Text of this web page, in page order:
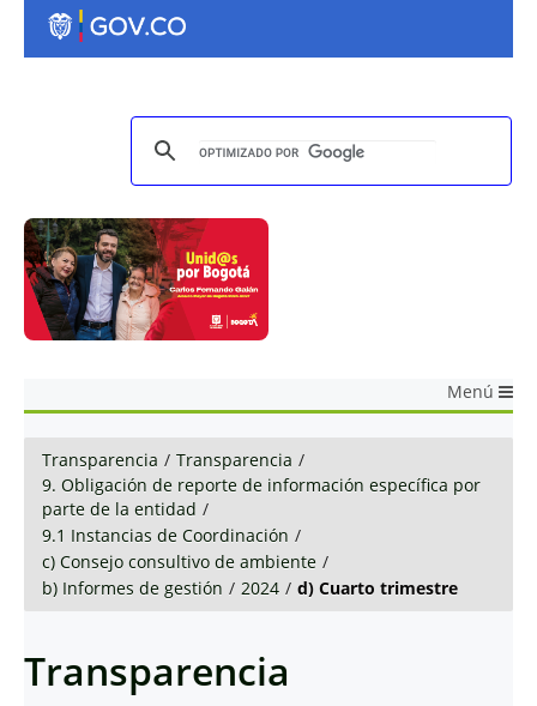
Menú
Transparencia / Transparencia /
9. Obligación de reporte de información específica por
parte de la entidad /
9.1 Instancias de Coordinación /
c) Consejo consultivo de ambiente /
b) Informes de gestión / 2024 / d) Cuarto trimestre
Transparencia